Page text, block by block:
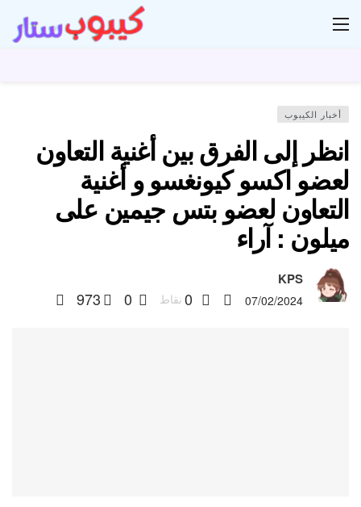
أخبار الكيبوب
انظر إلى الفرق بين أغنية التعاون
لعضو اكسو كيونغسو و أغنية
التعاون لعضو بتس جيمين على
ميلون : آراء
KPS
07/02/2024
0 نقاط 0
973